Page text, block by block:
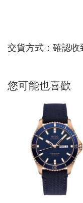
交貨方式：確認收
您可能也喜歡